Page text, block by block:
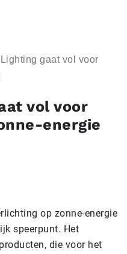
gaat vol voor
vol voor
energie
op zonne-energie
speerpunt. Het
die voor het